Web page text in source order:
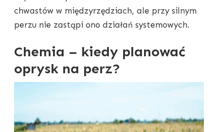
chwastów w międzyrzędziach, ale przy silnym
perzu nie zastąpi ono działań systemowych.
Chemia – kiedy planować
oprysk na perz?